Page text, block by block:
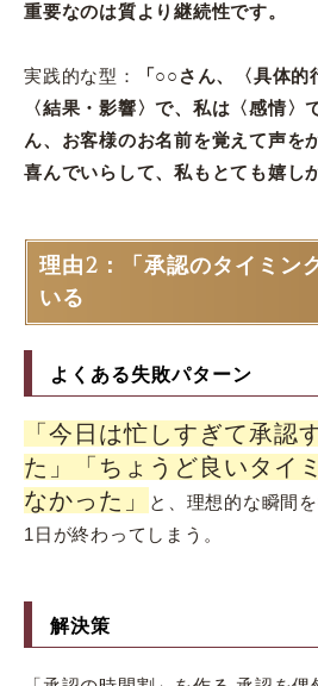
重要なのは質より継続性です。
実践的な型：
「○○さん、〈具体的
〈結果・影響〉で、私は〈感情〉
ん、お客様のお名前を覚えて声を
喜んでいらして、私もとても嬉し
理由2：「承認のタイミン
いる
よくある失敗パターン
「今日は忙しすぎて承認
た」「ちょうど良いタイ
なかった」
と、理想的な瞬間
1日が終わってしまう。
解決策